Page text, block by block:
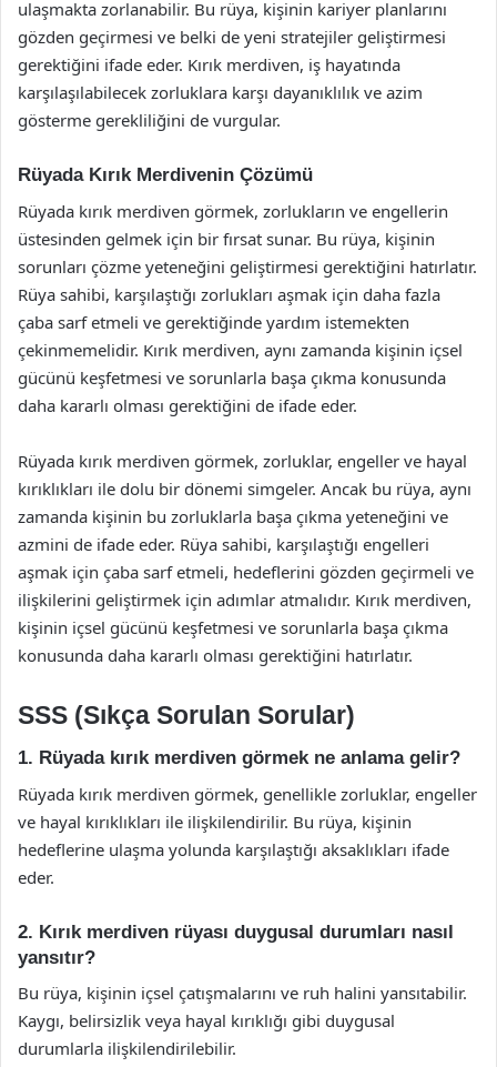
ulaşmakta zorlanabilir. Bu rüya, kişinin kariyer planlarını
gözden geçirmesi ve belki de yeni stratejiler geliştirmesi
gerektiğini ifade eder. Kırık merdiven, iş hayatında
karşılaşılabilecek zorluklara karşı dayanıklılık ve azim
gösterme gerekliliğini de vurgular.
Rüyada Kırık Merdivenin Çözümü
Rüyada kırık merdiven görmek, zorlukların ve engellerin
üstesinden gelmek için bir fırsat sunar. Bu rüya, kişinin
sorunları çözme yeteneğini geliştirmesi gerektiğini hatırlatır.
Rüya sahibi, karşılaştığı zorlukları aşmak için daha fazla
çaba sarf etmeli ve gerektiğinde yardım istemekten
çekinmemelidir. Kırık merdiven, aynı zamanda kişinin içsel
gücünü keşfetmesi ve sorunlarla başa çıkma konusunda
daha kararlı olması gerektiğini de ifade eder.
Rüyada kırık merdiven görmek, zorluklar, engeller ve hayal
kırıklıkları ile dolu bir dönemi simgeler. Ancak bu rüya, aynı
zamanda kişinin bu zorluklarla başa çıkma yeteneğini ve
azmini de ifade eder. Rüya sahibi, karşılaştığı engelleri
aşmak için çaba sarf etmeli, hedeflerini gözden geçirmeli ve
ilişkilerini geliştirmek için adımlar atmalıdır. Kırık merdiven,
kişinin içsel gücünü keşfetmesi ve sorunlarla başa çıkma
konusunda daha kararlı olması gerektiğini hatırlatır.
SSS (Sıkça Sorulan Sorular)
1. Rüyada kırık merdiven görmek ne anlama gelir?
Rüyada kırık merdiven görmek, genellikle zorluklar, engeller
ve hayal kırıklıkları ile ilişkilendirilir. Bu rüya, kişinin
hedeflerine ulaşma yolunda karşılaştığı aksaklıkları ifade
eder.
2. Kırık merdiven rüyası duygusal durumları nasıl
yansıtır?
Bu rüya, kişinin içsel çatışmalarını ve ruh halini yansıtabilir.
Kaygı, belirsizlik veya hayal kırıklığı gibi duygusal
durumlarla ilişkilendirilebilir.